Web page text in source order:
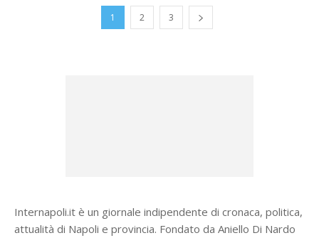
1 2 3
Internapoli.it è un giornale indipendente di cronaca, politica,
attualità di Napoli e provincia. Fondato da Aniello Di Nardo